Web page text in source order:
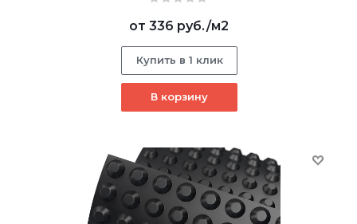
от 336 руб./м2
Купить в 1 клик
В корзину